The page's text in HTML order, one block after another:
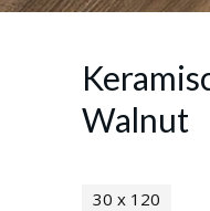
Walnut
30 x 120